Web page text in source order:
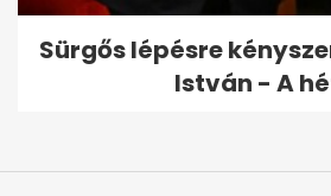
Sürgős lépésre
István - A